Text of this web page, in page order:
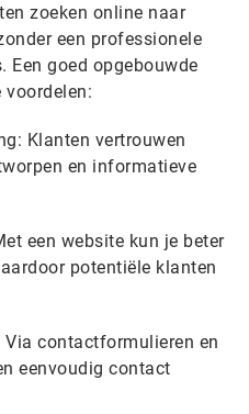
zoeken online naar
een professionele
Een goed opgebouwde
Klanten vertrouwen
en informatieve
een website kun je beter
potentiële klanten
contactformulieren en
eenvoudig contact